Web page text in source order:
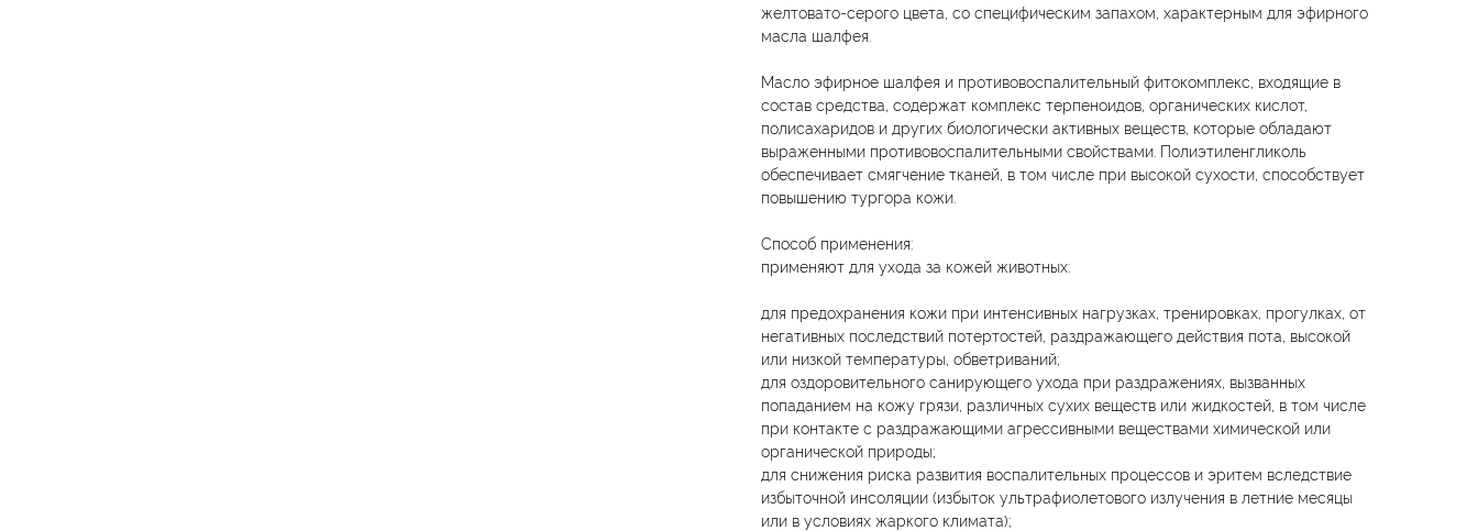
желтовато-серого цвета, со специфическим запахом, характерным для эфирного
масла шалфея.
Масло эфирное шалфея и противовоспалительный фитокомплекс, входящие в
состав средства, содержат комплекс терпеноидов, органических кислот,
полисахаридов и других биологически активных веществ, которые обладают
выраженными противовоспалительными свойствами. Полиэтиленгликоль
обеспечивает смягчение тканей, в том числе при высокой сухости, способствует
повышению тургора кожи.
Способ применения:
применяют для ухода за кожей животных:
для предохранения кожи при интенсивных нагрузках, тренировках, прогулках, от
негативных последствий потертостей, раздражающего действия пота, высокой
или низкой температуры, обветриваний;
для оздоровительного санирующего ухода при раздражениях, вызванных
попаданием на кожу грязи, различных сухих веществ или жидкостей, в том числе
при контакте с раздражающими агрессивными веществами химической или
органической природы;
для снижения риска развития воспалительных процессов и эритем вследствие
избыточной инсоляции (избыток ультрафиолетового излучения в летние месяцы
или в условиях жаркого климата);